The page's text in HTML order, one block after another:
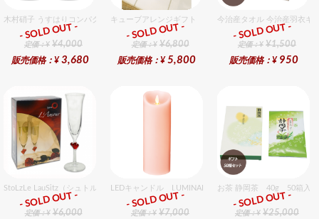
木村硝子 うすはりコンパクト560cc タンブラーグラスギフトセット（2個入り）
ギフト
定価：¥ ¥4,000
販売価格：¥ 3,680
- SOLD OUT -
キューブアレンジギフト ピンク
ギフト
定価：¥ ¥6,800
販売価格：¥ 5,800
- SOLD OUT -
今治産タオル 今治産羽衣
ギフト
定価：¥ ¥1,500
販売価格：¥ 950
- SOLD OUT -
StoLzLe LauSitz（シュトルツル ラウンジッツ） アモーレ シャンパン レッド 2個入りセッ
ギフト
定価：¥ ¥6,000
- SOLD OUT -
LEDキャンドル LUMINARA（ルミナラ） ピンク ピラ
ギフト
定価：¥ ¥7,000
- SOLD OUT -
お茶 静岡茶 40g 50箱入セ
ギフト
定価：¥ ¥25,000
- SOLD OUT -